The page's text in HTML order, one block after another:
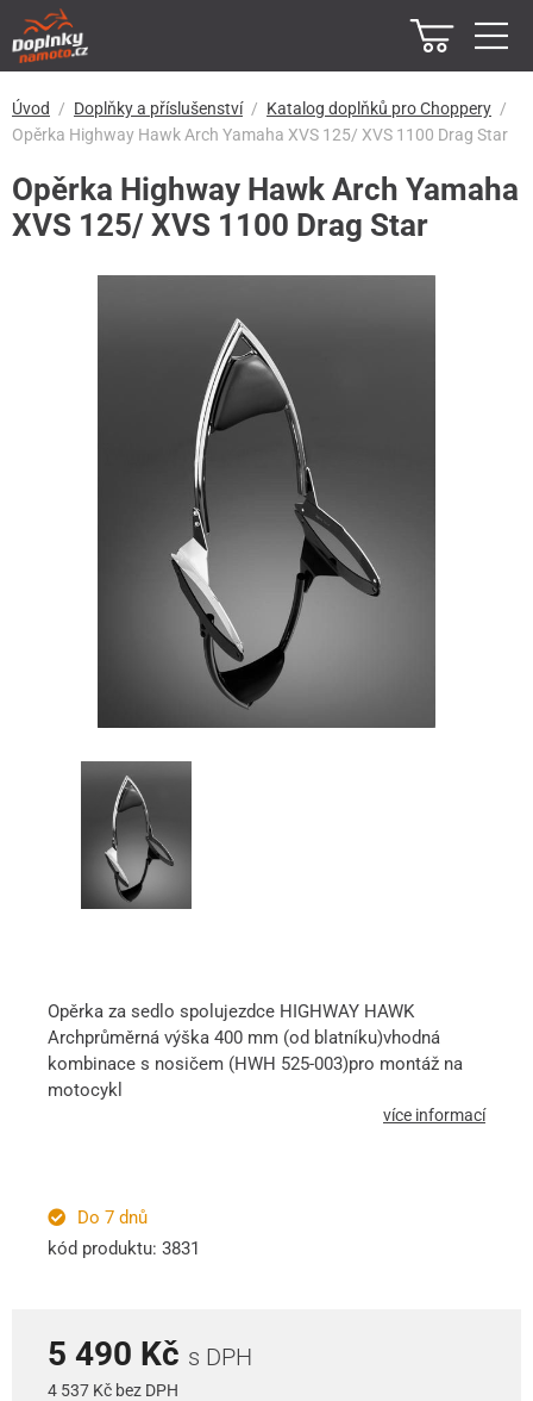
Úvod Doplňky a příslušenství
Katalog doplňků pro Choppery
Opěrka Highway Hawk Arch Yamaha XVS 125/ XVS 1100 Drag Star
Opěrka Highway Hawk Arch Yamaha
XVS 125/ XVS 1100 Drag Star
Opěrka za sedlo spolujezdce HIGHWAY HAWK
Archprůměrná výška 400 mm (od blatníku)vhodná
kombinace s nosičem (HWH 525-003)pro montáž na
motocykl
více informací
Do 7 dnů
kód produktu: 3831
5 490 Kč s DPH
4 537 Kč bez DPH